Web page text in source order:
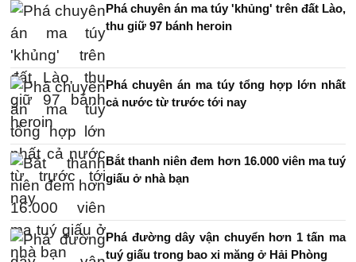
Phá chuyên án ma túy 'khủng' trên đất Lào,
thu giữ 97 bánh heroin
Phá chuyên án ma túy tổng hợp lớn nhất
cả nước từ trước tới nay
Bắt thanh niên đem hơn 16.000 viên ma tuý
giấu ở nhà bạn
Phá đường dây vận chuyển hơn 1 tấn ma
tuý giấu trong bao xi măng ở Hải Phòng